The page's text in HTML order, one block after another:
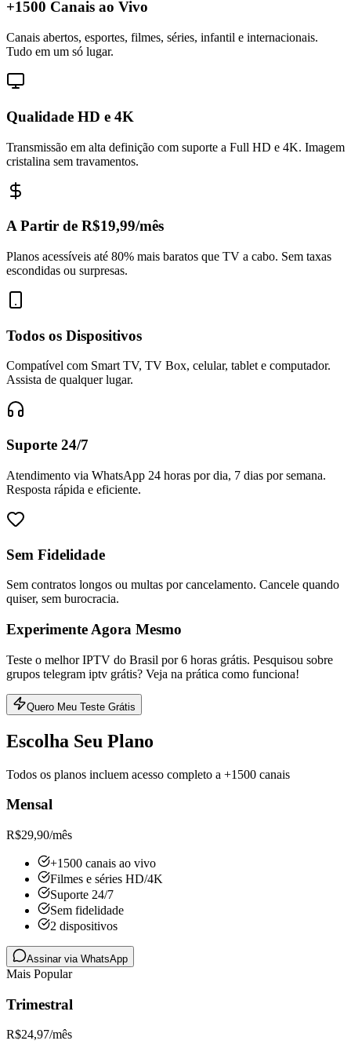
+1500 Canais ao Vivo
Canais abertos, esportes, filmes, séries, infantil e internacionais.
Tudo em um só lugar.
Qualidade HD e 4K
Transmissão em alta definição com suporte a Full HD e 4K. Imagem
cristalina sem travamentos.
A Partir de R$19,99/mês
Planos acessíveis até 80% mais baratos que TV a cabo. Sem taxas
escondidas ou surpresas.
Todos os Dispositivos
Compatível com Smart TV, TV Box, celular, tablet e computador.
Assista de qualquer lugar.
Suporte 24/7
Atendimento via WhatsApp 24 horas por dia, 7 dias por semana.
Resposta rápida e eficiente.
Sem Fidelidade
Sem contratos longos ou multas por cancelamento. Cancele quando
quiser, sem burocracia.
Experimente Agora Mesmo
Teste o melhor IPTV do Brasil por 6 horas grátis. Pesquisou sobre
grupos telegram iptv grátis? Veja na prática como funciona!
Quero Meu Teste Grátis
Escolha Seu Plano
Todos os planos incluem acesso completo a +1500 canais
Mensal
R$29,90/mês
+1500 canais ao vivo
Filmes e séries HD/4K
Suporte 24/7
Sem fidelidade
2 dispositivos
Assinar via WhatsApp
Mais Popular
Trimestral
R$24,97/mês